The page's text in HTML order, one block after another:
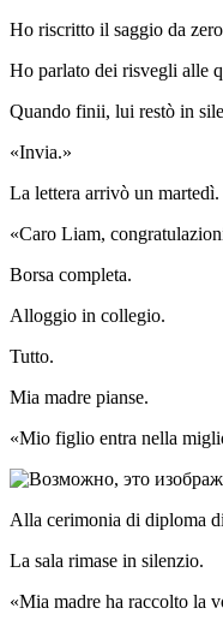
Ho riscritto il saggio da
Ho parlato dei risvegli alle
Quando finii, lui restò in
«Invia.»
La lettera arrivò un martedì.
«Caro Liam,
Borsa completa.
Alloggio in collegio.
Tutto.
Mia madre pianse.
«Mio figlio entra nella
Alla cerimonia di diploma
La sala rimase in silenzio.
«Mia madre ha raccolto la